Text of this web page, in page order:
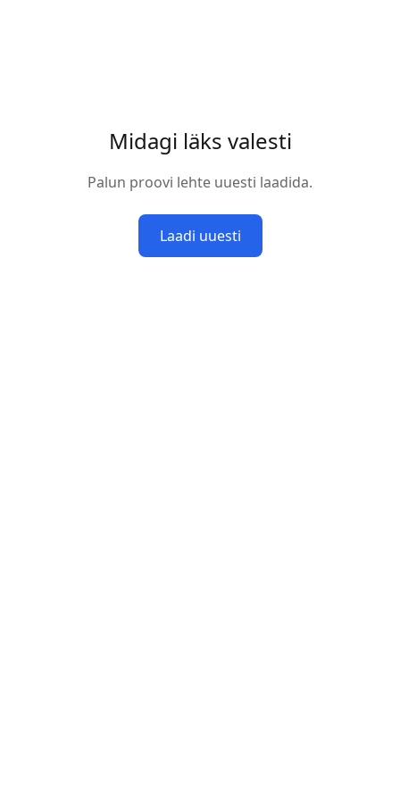
Midagi läks valesti
Palun proovi lehte uuesti laadida.
Laadi uuesti